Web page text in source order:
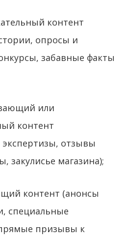
контент
опросы и
забавные факты
или
контент
отзывы
закулисье магазина);
контент (анонсы
специальные
призывы к